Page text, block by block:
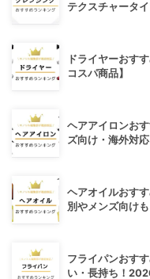
テクスチャータ
ドライヤーおす
コスパ商品】
ヘアアイロンお
ズ向け・海外対
ヘアオイルおす
別やメンズ向けも
フライパンおす
い・長持ち！